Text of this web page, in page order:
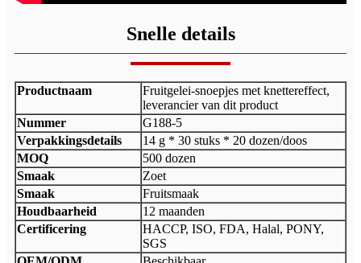
Snelle details
Productnaam
Fruitgelei-snoepjes met knettereffect,
leverancier van dit product
Nummer
G188-5
Verpakkingsdetails
14 g * 30 stuks * 20 dozen/doos
MOQ
500 dozen
Smaak
Zoet
Smaak
Fruitsmaak
Houdbaarheid
12 maanden
Certificering
HACCP, ISO, FDA, Halal, PONY,
SGS